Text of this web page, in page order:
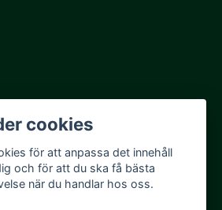
cookies
för att anpassa det innehåll
och för att du ska få bästa
när du handlar hos oss.